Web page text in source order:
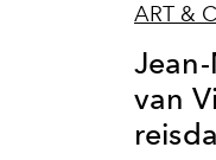
ART &
van